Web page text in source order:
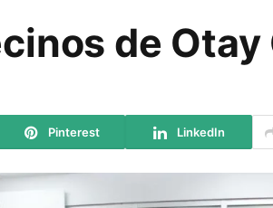
de
Pinterest LinkedIn